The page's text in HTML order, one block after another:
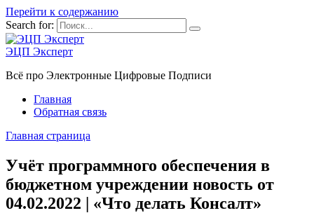
Перейти к содержанию
Search for:
ЭЦП Эксперт
Всё про Электронные Цифровые Подписи
Главная
Обратная связь
Главная страница
Учёт программного обеспечения в
бюджетном учреждении новость от
04.02.2022 | «Что делать Консалт»